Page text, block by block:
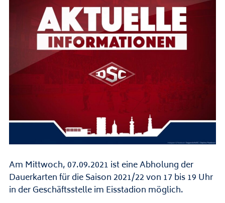
Am Mittwoch, 07.09.2021 ist eine Abholung der
Dauerkarten für die Saison 2021/22 von 17 bis 19 Uhr
in der Geschäftsstelle im Eisstadion möglich.